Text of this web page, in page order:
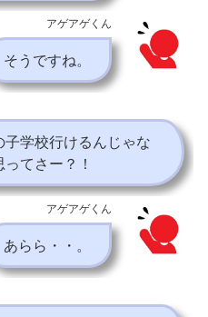
アゲアゲくん
そうですね。
子学校行けるんじゃな
てさー？！
アゲアゲくん
あらら・・。